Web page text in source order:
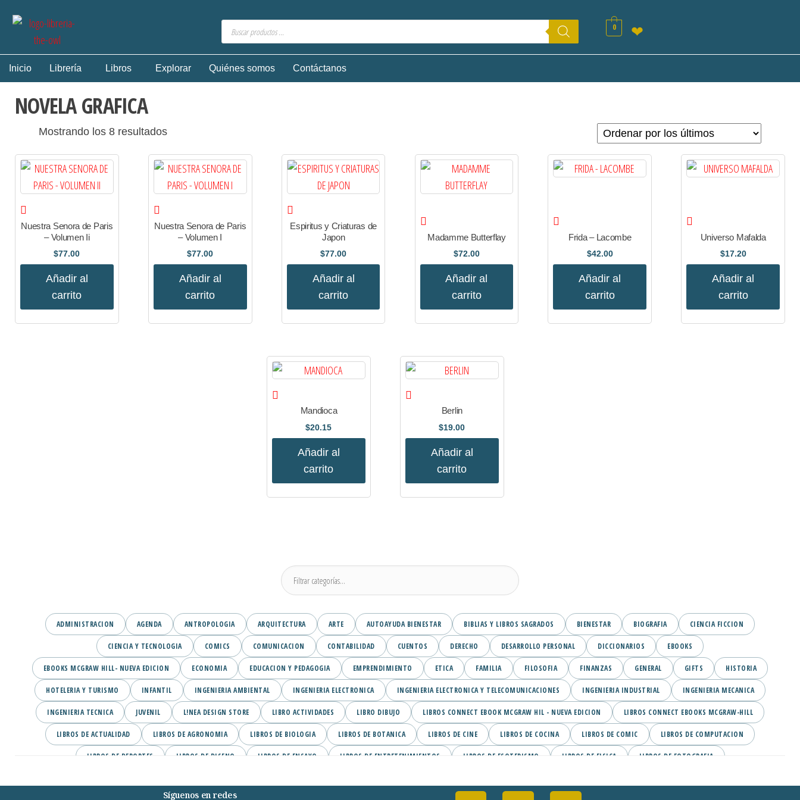
0 ❤
Inicio Librería Libros Explorar Quiénes somos Contáctanos
NOVELA GRAFICA
Mostrando los 8 resultados
Nuestra Senora de Paris
– Volumen Ii
$77.00
Añadir al
carrito
Nuestra Senora de Paris
– Volumen I
$77.00
Añadir al
carrito
Espiritus y Criaturas de
Japon
$77.00
Añadir al
carrito
Madamme Butterflay
$72.00
Añadir al
carrito
Frida – Lacombe
$42.00
Añadir al
carrito
Universo Mafalda
$17.20
Añadir al
carrito
Mandioca
$20.15
Añadir al
carrito
Berlin
$19.00
Añadir al
carrito
ADMINISTRACION AGENDA ANTROPOLOGIA ARQUITECTURA ARTE AUTOAYUDA BIENESTAR BIBLIAS Y LIBROS SAGRADOS BIENESTAR BIOGRAFIA CIENCIA FICCION
CIENCIA Y TECNOLOGIA COMICS COMUNICACION CONTABILIDAD CUENTOS DERECHO DESARROLLO PERSONAL DICCIONARIOS EBOOKS
EBOOKS MCGRAW HILL- NUEVA EDICION ECONOMIA EDUCACION Y PEDAGOGIA EMPRENDIMIENTO ETICA FAMILIA FILOSOFIA FINANZAS GENERAL GIFTS HISTORIA
HOTELERIA Y TURISMO INFANTIL INGENIERIA AMBIENTAL INGENIERIA ELECTRONICA INGENIERIA ELECTRONICA Y TELECOMUNICACIONES INGENIERIA INDUSTRIAL INGENIERIA MECANICA
INGENIERIA TECNICA JUVENIL L!NEA DESIGN STORE LIBRO ACTIVIDADES LIBRO DIBUJO LIBROS CONNECT EBOOK MCGRAW HIL - NUEVA EDICION LIBROS CONNECT EBOOKS MCGRAW-HILL
LIBROS DE ACTUALIDAD LIBROS DE AGRONOMIA LIBROS DE BIOLOGIA LIBROS DE BOTANICA LIBROS DE CINE LIBROS DE COCINA LIBROS DE COMIC LIBROS DE COMPUTACION
LIBROS DE DEPORTES LIBROS DE DISENO LIBROS DE ENSAYO LIBROS DE ENTRETENIMIENTOS LIBROS DE ESOTERISMO LIBROS DE FISICA LIBROS DE FOTOGRAFIA
Síguenos en redes